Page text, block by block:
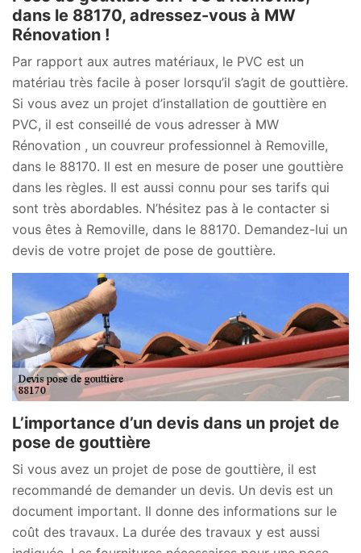
dans le 88170, adressez-vous à MW
Rénovation !
Par rapport aux autres matériaux, le PVC est un
matériau très facile à poser lorsqu’il s’agit de gouttière.
Si vous avez un projet d’installation de gouttière en
PVC, il est conseillé de vous adresser à MW
Rénovation , un couvreur professionnel à Removille,
dans le 88170. Il est en mesure de poser une gouttière
dans les règles. Il est aussi connu pour ses tarifs qui
sont très abordables. N’hésitez pas à le contacter si
vous êtes à Removille, dans le 88170. Demandez-lui un
devis de votre projet de pose de gouttière.
L’importance d’un devis dans un projet de
pose de gouttière
Si vous avez un projet de pose de gouttière, il est
recommandé de demander un devis. Un devis est un
document important. Il donne des informations sur le
coût des travaux. La durée des travaux y est aussi